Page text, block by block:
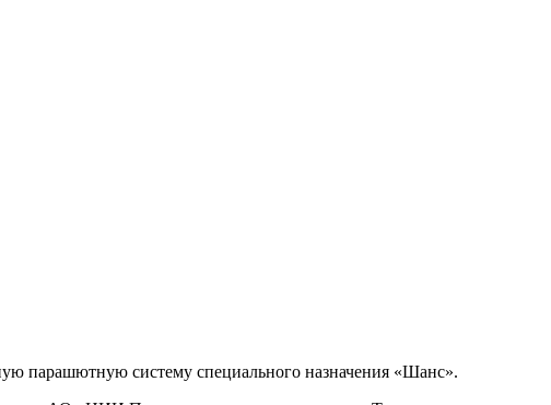
парашютную систему специального назначения «Шанс».